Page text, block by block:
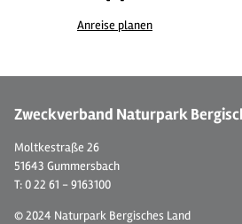
Anreise planen
Zweckverband Naturpark
Moltkestraße 26
51643 Gummersbach
T: 0 22 61 - 9163100
© 2024 Naturpark Bergisches Land